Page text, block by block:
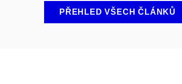
PŘEHLED VŠECH ČLÁNKŮ